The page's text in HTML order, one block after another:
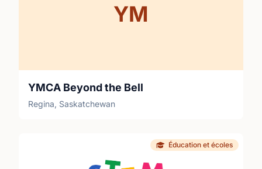
YM
YMCA Beyond the Bell
Regina, Saskatchewan
Éducation et écoles